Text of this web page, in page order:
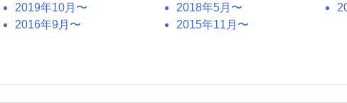
2019年10月〜 2018年5月〜
2016年9月〜
2015年11月〜